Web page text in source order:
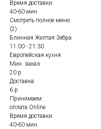
Время доставки:
40-60 мин.
Смотреть полное меню
(2)
Блинная Желтая Зебра
11:00 - 21:30
Европейская кухня
Мин. заказ:
20 р
Доставка:
6 р
Принимаем:
оплата Online
Время доставки:
40-60 мин.